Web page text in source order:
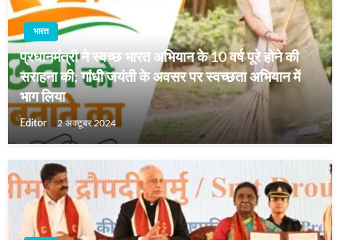
भारत
प्रधानमंत्री ने स्वच्छ भारत अभियान के 10 वर्ष पूरे होने की
सराहना की; गांधी जयंती के अवसर पर स्वच्छता अभियान में
भाग लिया
Editor 2 अक्टूबर 2024